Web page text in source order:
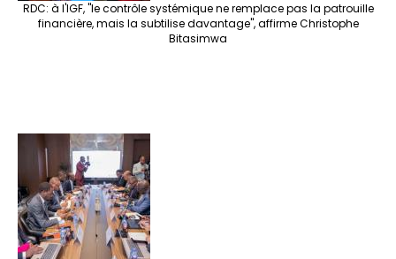
RDC: à l'IGF, "le contrôle systémique ne remplace pas la patrouille
financière, mais la subtilise davantage", affirme Christophe
Bitasimwa